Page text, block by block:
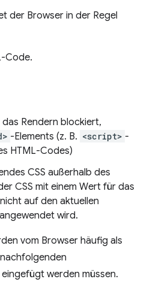
der Browser in der Regel
Code.
Rendern blockiert,
-Elements (z. B. <script> -
HTML-Codes)
CSS außerhalb des
CSS mit einem Wert für das
auf den aktuellen
wird.
vom Browser häufig als
werden müssen.